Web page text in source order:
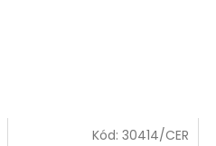
Kód: 30414/CER